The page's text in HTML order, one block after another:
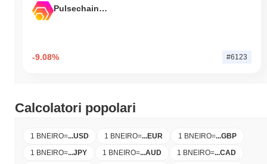
Pulsechain Bridged HEX (Pulsechain)
-9.08% #6123
Calcolatori popolari
1 BNEIRO=...USD 1 BNEIRO=...EUR 1 BNEIRO=...GBP
1 BNEIRO=...JPY 1 BNEIRO=...AUD 1 BNEIRO=...CAD